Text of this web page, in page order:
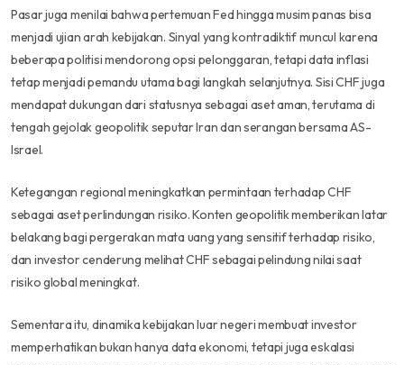
Pasar juga menilai bahwa pertemuan Fed hingga musim panas bisa
menjadi ujian arah kebijakan. Sinyal yang kontradiktif muncul karena
beberapa politisi mendorong opsi pelonggaran, tetapi data inflasi
tetap menjadi pemandu utama bagi langkah selanjutnya. Sisi CHF juga
mendapat dukungan dari statusnya sebagai aset aman, terutama di
tengah gejolak geopolitik seputar Iran dan serangan bersama AS-
Israel.
Ketegangan regional meningkatkan permintaan terhadap CHF
sebagai aset perlindungan risiko. Konten geopolitik memberikan latar
belakang bagi pergerakan mata uang yang sensitif terhadap risiko,
dan investor cenderung melihat CHF sebagai pelindung nilai saat
risiko global meningkat.
Sementara itu, dinamika kebijakan luar negeri membuat investor
memperhatikan bukan hanya data ekonomi, tetapi juga eskalasi